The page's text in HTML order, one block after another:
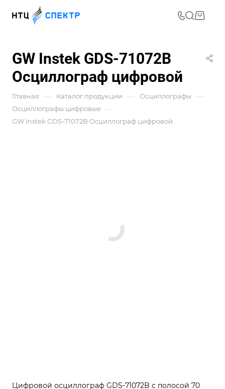
GW Instek GDS-71072B
Осциллограф цифровой
Главная — Каталог продукции — Осциллографы —
Осциллографы цифровые —
GW Instek GDS-71072B Осциллограф цифровой
Цифровой осциллограф GDS-71072B с полосой 70